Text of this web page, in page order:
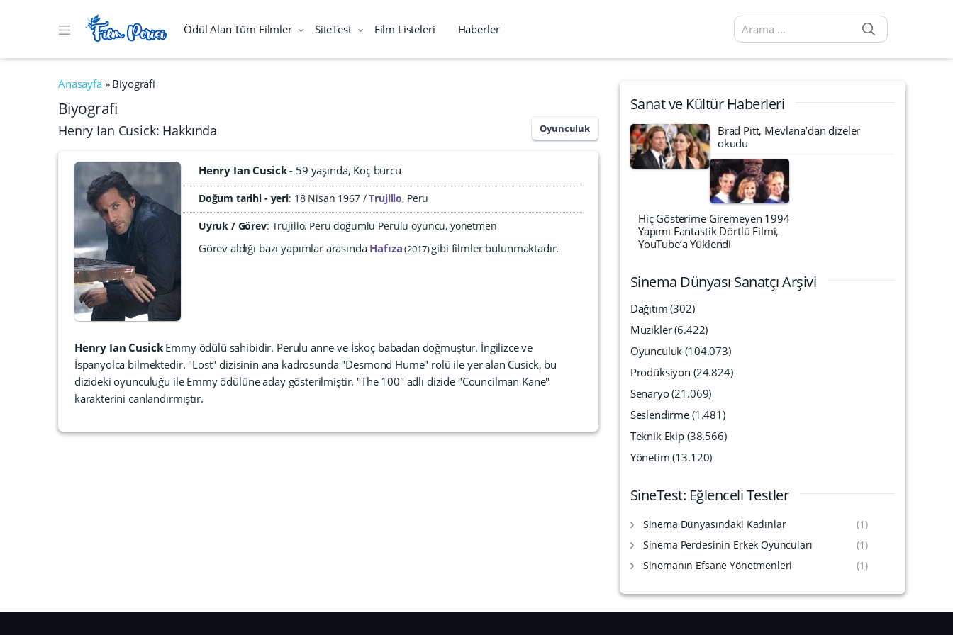
Ödül Alan Tüm Filmler SiteTest Film Listeleri Haberler
Arama sonuçları:
Anasayfa» Biyografi
Biyografi
Henry Ian Cusick: Hakkında Oyunculuk
Henry Ian Cusick 59 yaşında Koç burcu
Doğum tarihi - yeri 18 Nisan 1967 Trujillo, Peru
Uyruk / Görev: Trujillo, Peru doğumlu Perulu oyuncu, yönetmen
Görev aldığı bazı yapımlar arasında Hafıza 2017 gibi filmler bulunmaktadır.
Henry Ian Cusick Emmy ödülü sahibidir. Perulu anne ve İskoç babadan doğmuştur. İngilizce ve
İspanyolca bilmektedir. "Lost" dizisinin ana kadrosunda "Desmond Hume" rolü ile yer alan Cusick, bu
dizideki oyunculuğu ile Emmy ödülüne aday gösterilmiştir. "The 100" adlı dizide "Councilman Kane"
karakterini canlandırmıştır.
Sanat ve Kültür Haberleri
Brad Pitt, Mevlana’dan dizeler
okudu
Hiç Gösterime Giremeyen 1994
Yapımı Fantastik Dörtlü Filmi,
YouTube’a Yüklendi
Sinema Dünyası Sanatçı Arşivi
Dağıtım (302)
Müzikler(6.422)
Oyunculuk (104.073)
Prodüksiyon (24.824)
Senaryo(21.069)
Seslendirme (1.481)
Teknik Ekip (38.566)
Yönetim (13.120)
SineTest: Eğlenceli Testler
Sinema Dünyasındaki Kadınlar
(1)
Sinema Perdesinin Erkek Oyuncuları
(1)
Sinemanın Efsane Yönetmenleri
(1)